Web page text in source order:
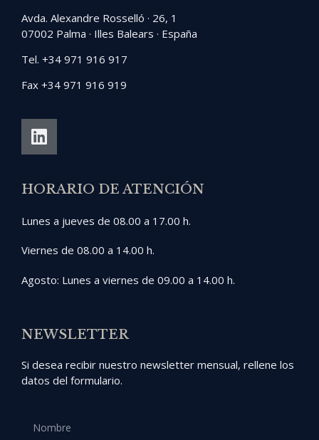
Avda. Alexandre Rosselló · 26, 1
07002 Palma · Illes Balears · España
Tel. +34 971 916 917
Fax +34 971 916 919
HORARIO DE ATENCIÓN
Lunes a jueves de 08.00 a 17.00 h.
Viernes de 08.00 a 14.00 h.
Agosto: Lunes a viernes de 09.00 a 14.00 h.
NEWSLETTER
Si desea recibir nuestro newsletter mensual, rellene los
datos del formulario.